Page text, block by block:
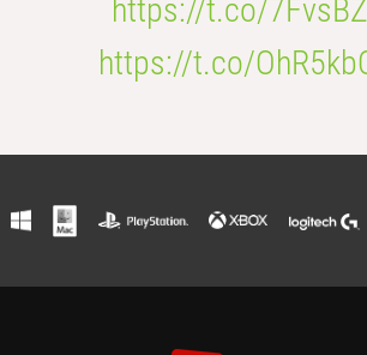
https://t.co/
https://t.co/